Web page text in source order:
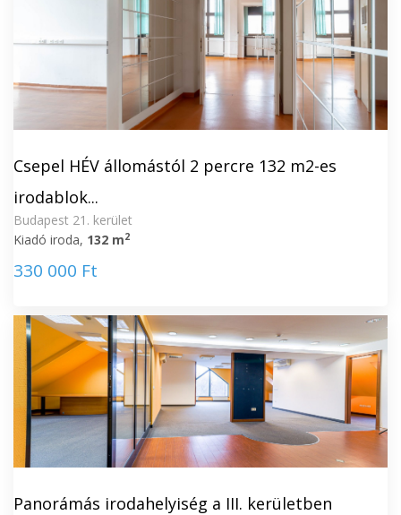
Csepel HÉV állomástól 2 percre 132 m2-es
irodablok...
Budapest 21. kerület
Kiadó iroda, 132 m2
330 000 Ft
Panorámás irodahelyiség a III. kerületben